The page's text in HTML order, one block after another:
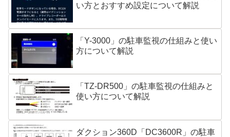
い方とおすすめ設定について解説
「Y-3000」の駐車監視の仕組みと使い
方について解説
「TZ-DR500」の駐車監視の仕組みと
使い方について解説
ダクション360D「DC3600R」の駐車